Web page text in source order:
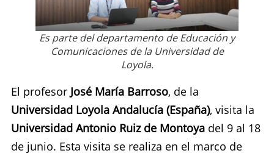
Es parte del departamento de Educación y
Comunicaciones de la Universidad de
Loyola.
El profesor José María Barroso, de la
Universidad Loyola Andalucía (España), visita la
Universidad Antonio Ruiz de Montoya del 9 al 18
de junio. Esta visita se realiza en el marco de